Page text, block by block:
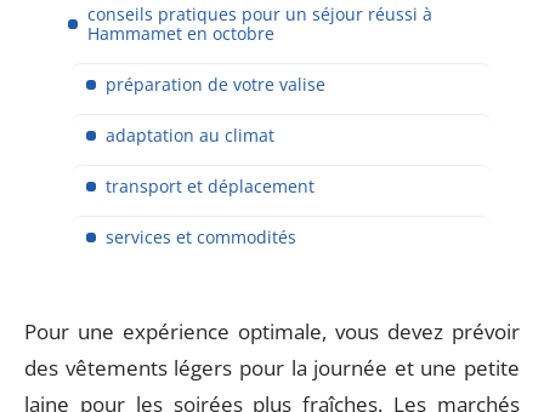
conseils pratiques pour un séjour réussi à
Hammamet en octobre
préparation de votre valise
adaptation au climat
transport et déplacement
services et commodités
Pour une expérience optimale, vous devez prévoir
des vêtements légers pour la journée et une petite
laine pour les soirées plus fraîches. Les marchés